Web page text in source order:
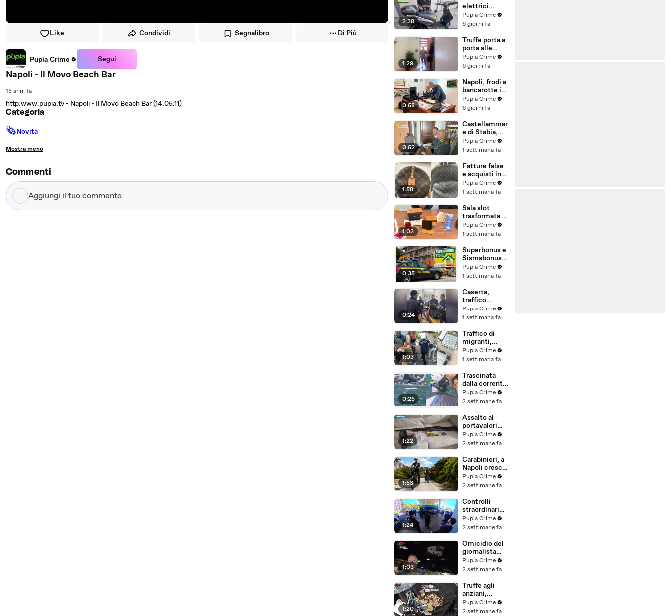
Like Condividi Segnalibro Di Più
Pupia Crime Segui
Napoli - Il Movo Beach Bar
15 anni fa
http:www.pupia.tv - Napoli - Il Movo Beach Bar (14.05.11)
Categoria
🗞Novità
Mostra meno
Commenti
Aggiungi
il
2:38
elettrici
venduti come
e-bike:
5 milioni
(30.07.26)
Pupia Crime
6 giorni fa
1:29
Truffe porta a
porta alle
anziane: in 6 a
processo,
vittime in
tutta Italia
(30.07.26)
Pupia Crime
6 giorni fa
0:58
Napoli, frodi e
bancarotte in
commercio
vini:
7,8 milioni
(30.07.26)
Pupia Crime
6 giorni fa
0:52
Castellammar
e di Stabia,
evasione
fiscale:
beni per 1,6
milioni ad un
consorzio
navale
(29.07.26)
Pupia Crime
1 settimana fa
1:58
Fatture false
e acquisti in
nero, blitz
contro rete di
cinesi
sequestri per
8,5 milioni
(29.07.26)
Pupia Crime
1 settimana fa
1:02
Sala slot
trasformata in
"bancomat":
sequestrati
220mila euro
a due coniugi
(29.07.26)
Pupia Crime
1 settimana fa
0:35
Superbonus e
Sismabonus,
sequestrati
beni per 1,4
scoperto
sistema con
false
abitazioni
(29.07.26)
Pupia Crime
1 settimana fa
0:24
Caserta,
traffico
internazionale
di cocaina:
latitante
nigeriano
ricercato dal
2019
(28.07.26)
Pupia Crime
1 settimana fa
1:03
Traffico di
migranti,
smantellata
rete tra
altre 9
province: 18
arresti
(27.07.26)
Pupia Crime
1 settimana fa
0:25
Trascinata
dalla corrente
per 3
chilometri su
materassino:
salvata dalla
Polizia
(25.07.26)
Pupia Crime
2 settimane fa
1:22
Assalto al
portavalori
con 30 chili
d'oro sventato
arresti
(25.07.26)
Pupia Crime
2 settimane fa
1:53
Carabinieri, a
Napoli cresce
la "flotta
green": nuove
elettriche e
mezzi
sostenibili
anche sulle
isole
(25.07.26)
Pupia Crime
2 settimane fa
1:24
Controlli
straordinari
della Polizia a
Milano e
arresti, 29
denunce e
oltre 7mila
persone
identificate
(25.07.26)
Pupia Crime
2 settimane fa
1:03
Omicidio del
giornalista
Luca
Esposito:
killer, è un
26enne
tunisino
(25.07.26)
Pupia Crime
2 settimane fa
1:20
Truffe agli
anziani,
arrestato il
telefonista
Pupia Crime
2 settimane fa